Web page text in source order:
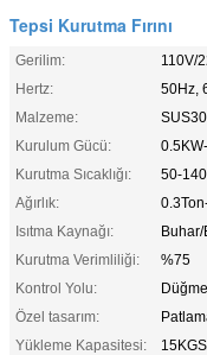
Tepsi Kurutma Fırını
Gerilim:
110V/
Hertz:
50Hz,
Malzeme:
Kurulum Gücü:
Kurutma Sıcaklığı:
50-
Ağırlık:
Isıtma Kaynağı:
Kurutma Verimliliği:
%75
Kontrol Yolu:
Özel tasarım:
Yükleme Kapasitesi: